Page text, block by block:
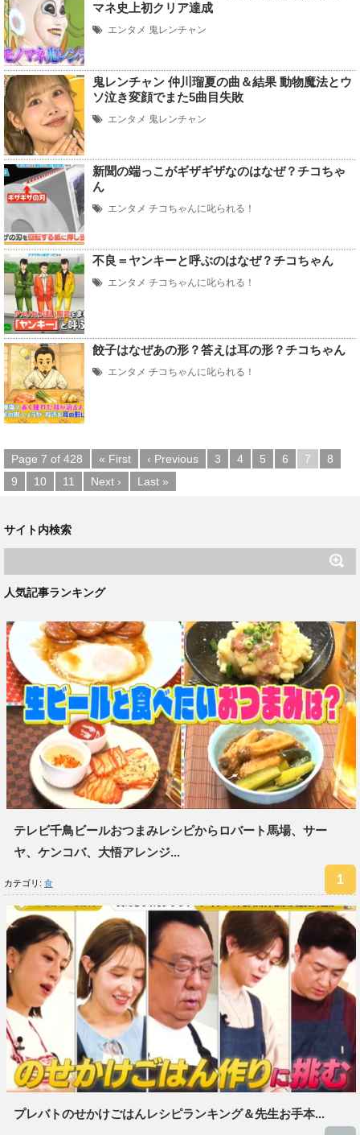
マネ史上初クリア達成
エンタメ 鬼レンチャン
鬼レンチャン 仲川瑠夏の曲＆結果 動物魔法とウ
ソ泣き変顔でまた5曲目失敗
エンタメ 鬼レンチャン
新聞の端っこがギザギザなのはなぜ？チコちゃ
ん
エンタメ チコちゃんに叱られる！
不良＝ヤンキーと呼ぶのはなぜ？チコちゃん
エンタメ チコちゃんに叱られる！
餃子はなぜあの形？答えは耳の形？チコちゃん
エンタメ チコちゃんに叱られる！
Page 7 of 428 « First ‹ Previous 3 4 5 6 7
8
9
10 11 Next › Last »
サイト内検索
人気記事ランキング
テレビ千鳥ビールおつまみレシピからロバート馬場、サー
ヤ、ケンコバ、大悟アレンジ...
カテゴリ: 食
プレバトのせかけごはんレシピランキング＆先生お手本...